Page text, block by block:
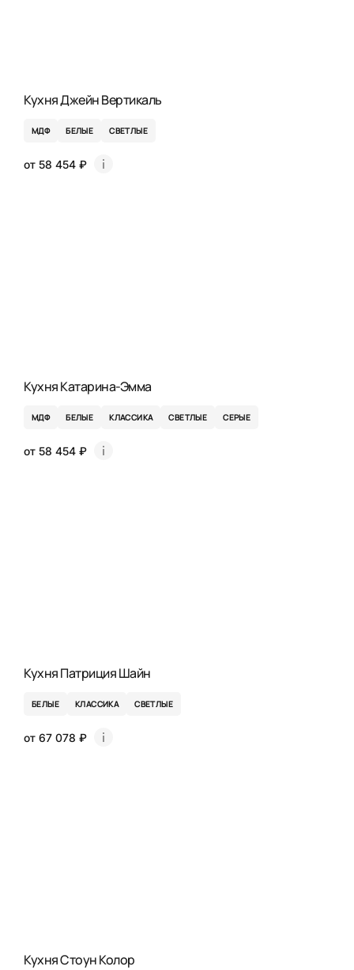
Кухня Джейн Вертикаль
МДФ БЕЛЫЕ СВЕТЛЫЕ
от 58 454 ₽
Кухня Катарина-Эмма
МДФ БЕЛЫЕ КЛАССИКА СВЕТЛЫЕ СЕРЫЕ
от 58 454 ₽
Кухня Патриция Шайн
БЕЛЫЕ КЛАССИКА СВЕТЛЫЕ
от 67 078 ₽
Кухня Стоун Колор